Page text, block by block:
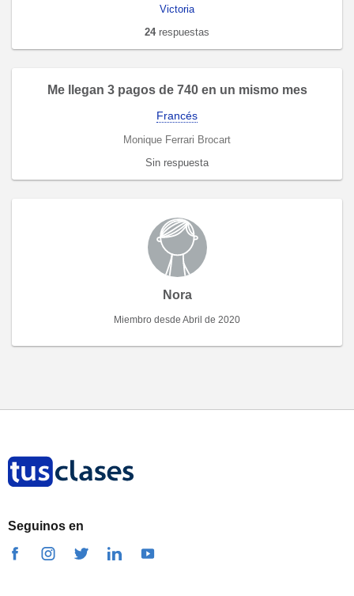
Victoria
24respuestas
Me llegan 3 pagos de 740 en un mismo mes
Francés
Monique Ferrari Brocart
Sin respuesta
Nora
Miembro desde Abril de 2020
Seguinos en